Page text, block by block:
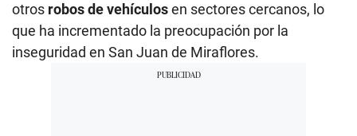
otros robos de vehículosen sectores cercanos, lo
que ha incrementado la preocupación por la
inseguridad en San Juan de Miraflores.